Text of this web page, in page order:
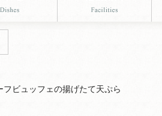
フビュッフェの揚げたて天ぷら